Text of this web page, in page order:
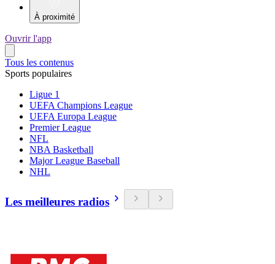
À proximité
Ouvrir l'app
Tous les contenus
Sports populaires
Ligue 1
UEFA Champions League
UEFA Europa League
Premier League
NFL
NBA Basketball
Major League Baseball
NHL
Les meilleures radios